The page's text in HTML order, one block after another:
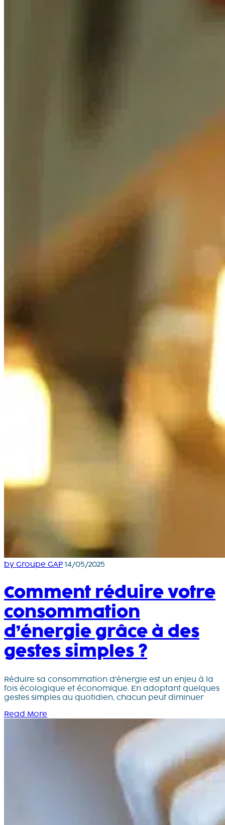
by Groupe GAP 14/05/2025
Comment réduire votre
consommation
d’énergie grâce à des
gestes simples ?
Réduire sa consommation d’énergie est un enjeu à la
fois écologique et économique. En adoptant quelques
gestes simples au quotidien, chacun peut diminuer
Read More